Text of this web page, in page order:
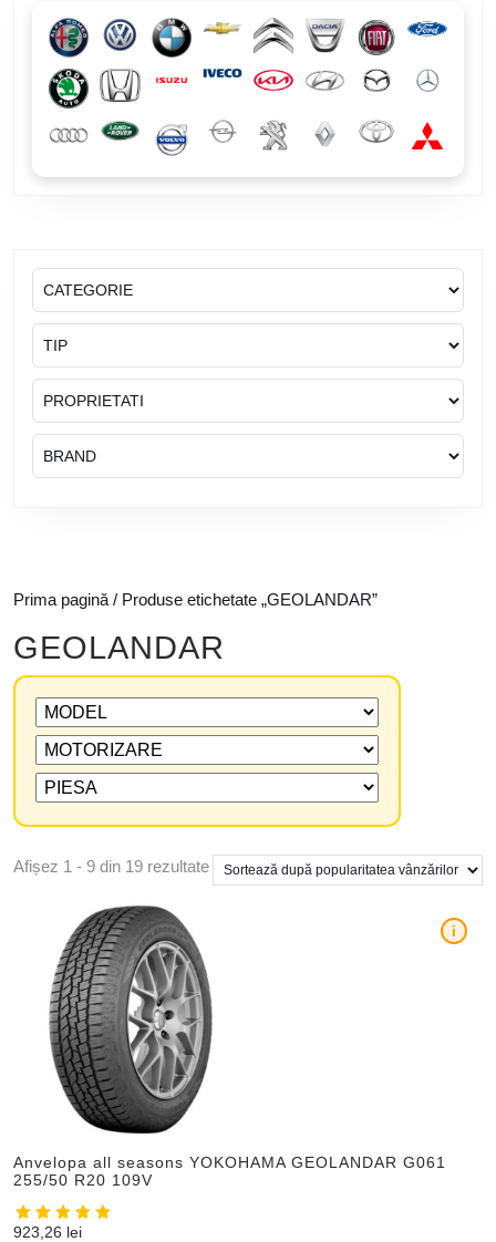
Prima pagină / Produse etichetate „GEOLANDAR”
GEOLANDAR
Afișez 1 - 9 din 19 rezultate
Anvelopa all seasons YOKOHAMA GEOLANDAR G061
255/50 R20 109V
i
923,26 lei